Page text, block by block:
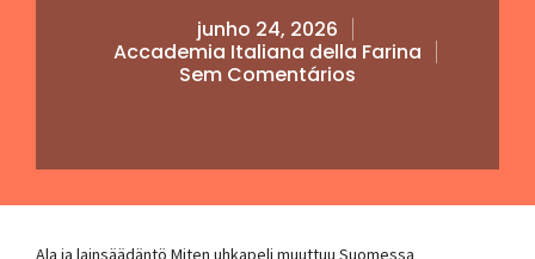
junho 24, 2026
Accademia Italiana della Farina
Sem Comentários
Ala ja lainsäädäntö Miten uhkapeli muuttuu Suomessa